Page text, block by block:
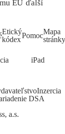
EÚ ďalší
Etický
kódexPomocMapa
stránky
iPad
Inzercia
DSA
a.s.